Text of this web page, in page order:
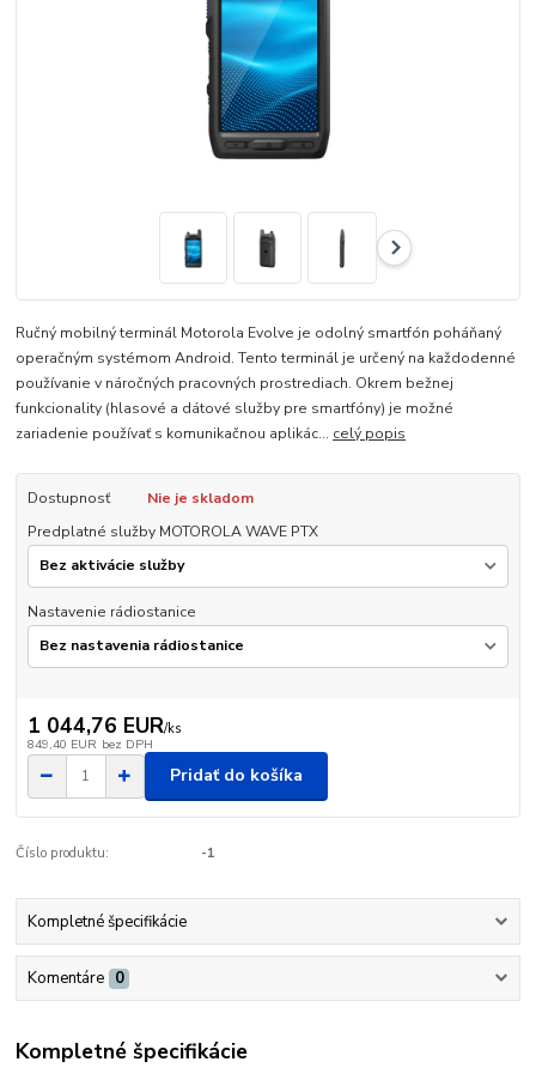
Ručný mobilný terminál Motorola Evolve je odolný smartfón poháňaný
operačným systémom Android. Tento terminál je určený na každodenné
používanie v náročných pracovných prostrediach. Okrem bežnej
funkcionality (hlasové a dátové služby pre smartfóny) je možné
zariadenie používať s komunikačnou aplikác... celý popis
Dostupnosť
Nie je skladom
Predplatné služby MOTOROLA WAVE PTX
Nastavenie rádiostanice
1 044,76 EUR/ks
849,40 EUR bez DPH
Pridať do košíka
Číslo produktu: -1
Kompletné špecifikácie
Komentáre 0
Kompletné špecifikácie